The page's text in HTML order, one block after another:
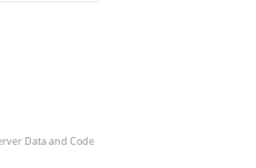
Data and Code